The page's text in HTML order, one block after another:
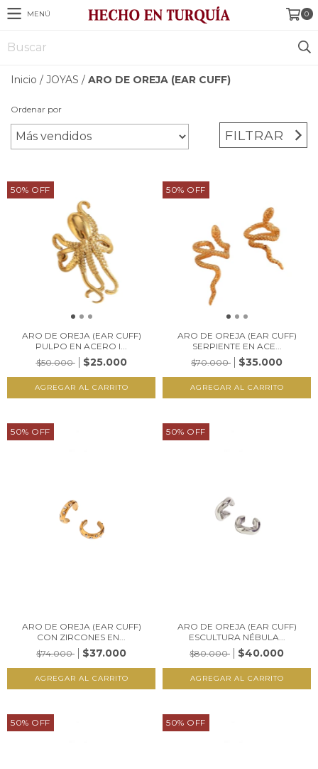
MENÚ 0
Inicio / JOYAS / ARO DE OREJA (EAR CUFF)
Ordenar por
FILTRAR
50% OFF
ARO DE OREJA (EAR CUFF)
PULPO EN ACERO I...
$50.000
$25.000
50% OFF
ARO DE OREJA (EAR CUFF)
SERPIENTE EN ACE...
$70.000
$35.000
50% OFF
ARO DE OREJA (EAR CUFF)
CON ZIRCONES EN...
$74.000
$37.000
50% OFF
ARO DE OREJA (EAR CUFF)
ESCULTURA NÉBULA...
$80.000
$40.000
50% OFF 50% OFF